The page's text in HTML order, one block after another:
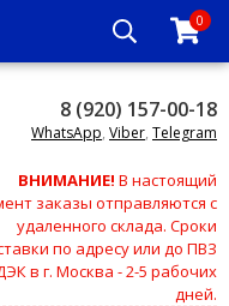
0
8 (920) 157-00-18
WhatsApp, Viber, Telegram
ВНИМАНИЕ! В настоящий
заказы отправляются с
удаленного склада. Сроки
по адресу или до ПВЗ
в г. Москва - 2-5 рабочих
дней.